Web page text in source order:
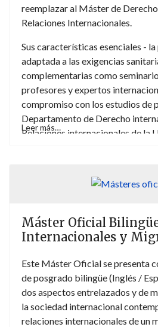
reemplazar al Máster de
Relaciones Internacionales.
Sus características esenciales -
adaptada a las exigencias
complementarias como
profesores y expertos
compromiso con los estudios de
Departamento de Derecho
Relaciones internacionales de la
Leer más…
Máster Oficial
Internacionales y
Este Máster Oficial se presenta
de posgrado bilingüe (Inglés /
dos aspectos entrelazados y de
la sociedad internacional
relaciones internacionales de un